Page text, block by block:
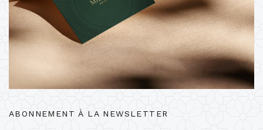
ABONNEMENT À LA NEWSLETTER